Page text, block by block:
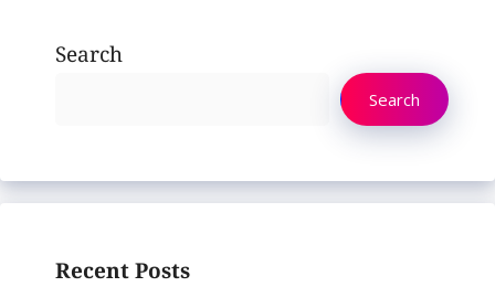
Search
Search
Recent Posts